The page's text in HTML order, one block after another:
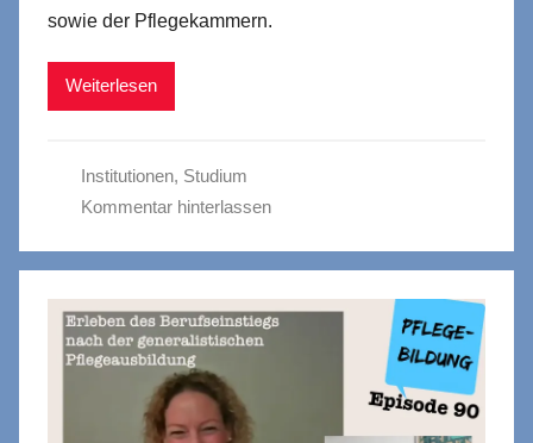
sowie der Pflegekammern.
Weiterlesen
Institutionen, Studium
Kommentar hinterlassen